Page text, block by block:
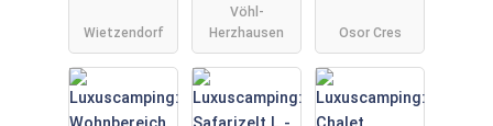
Typ 2+ am
Südsee-
Camp
Wietzendorf
Typ D
Vöhl-
Herzhausen
er:
Luxusmobil
heim von
Gebetsroith
Osor Cres